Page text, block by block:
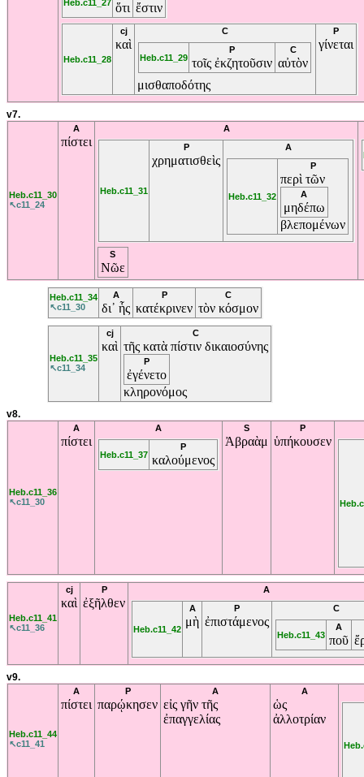
Heb.c11_27 ὅτι ἔστιν
Heb.c11_28
cj
καὶ
C
Heb.c11_29
P
τοῖς ἐκζητοῦσιν
C
αὐτὸν
μισθαποδότης
P
γίνεται
v7.
Heb.c11_30
↖c11_24
A
πίστει
A
Heb.c11_31
P
χρηματισθεὶς
A
Heb.c11_32
P
περὶ τῶν
A
μηδέπω
βλεπομένων
S
Νῶε
Heb.c11_34
↖c11_30
A
δι᾽ ἧς
P
κατέκρινεν
C
τὸν κόσμον
Heb.c11_35
↖c11_34
cj
καὶ
C
τῆς κατὰ πίστιν δικαιοσύνης
P
ἐγένετο
κληρονόμος
v8.
Heb.c11_36
↖c11_30
A
πίστει
A
Heb.c11_37
P
καλούμενος
S
Ἀβραὰμ
P
ὑπήκουσεν
Heb.c11_41
↖c11_36
cj
καὶ
P
ἐξῆλθεν
A
Heb.c11_42
A
μὴ
P
ἐπιστάμενος
C
Heb.c11_43
A
ποῦ
v9.
Heb.c11_44
↖c11_41
A
πίστει
P
παρῴκησεν
A
εἰς γῆν τῆς
ἐπαγγελίας
A
ὡς
ἀλλοτρίαν